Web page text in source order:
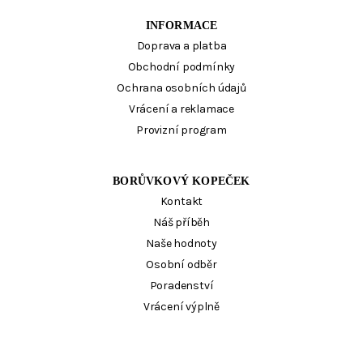
INFORMACE
Doprava a platba
Obchodní podmínky
Ochrana osobních údajů
Vrácení a reklamace
Provizní program
BORŮVKOVÝ KOPEČEK
Kontakt
Náš příběh
Naše hodnoty
Osobní odběr
Poradenství
Vrácení výplně